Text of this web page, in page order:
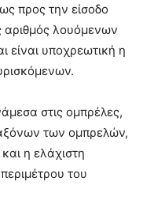
προς την είσοδο
αριθμός λουόμενων
είναι υποχρεωτική η
στις ομπρέλες,
των ομπρελών,
η ελάχιστη
του